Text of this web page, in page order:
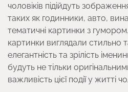
чоловіків підійдуть
таких як годинники, авто,
тематичні картинки з
картинки виглядали стильно
елегантність та зрілість
будуть не тільки
важливість цієї події у житті